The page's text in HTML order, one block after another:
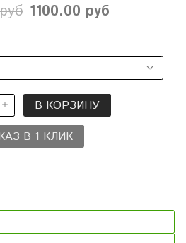
1100.00 руб
В КОРЗИНУ
В 1 КЛИК